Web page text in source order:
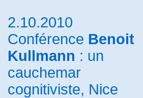
2.10.2010
Conférence Benoit
Kullmann : un
cauchemar
cognitiviste, Nice